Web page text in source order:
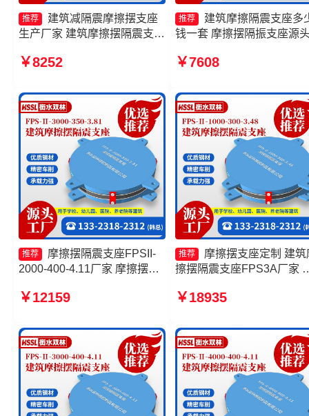
推荐
建筑减隔震摩擦摆支座
生产厂家 建筑摩擦摆隔震支座
支座价格 建筑摩擦摆隔震支座
￥8252
推荐
建筑摩擦隔震支座多
钱一套 摩擦摆隔振支座源
9000-350-3.81 摩擦摆隔震
工厂
￥7608
推荐
摩擦摆隔震支座FPSII-
2000-400-4.11厂家 摩擦摆隔
价格 摩擦摆隔震支座FPSII-
摆支座定制
￥12159
推荐
摩擦摆支座定制 建筑
擦摆隔震支座FPS3A厂家
摆隔震支座FPSII-9000-
￥18935